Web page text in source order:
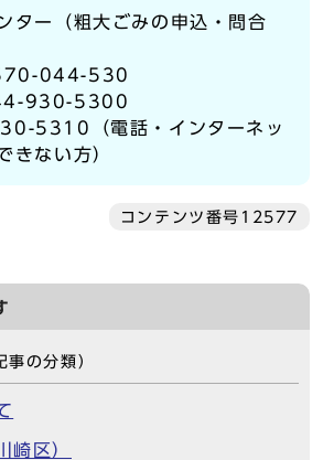
ター（粗大ごみの申込・問合
044-530
930-5300
5310（電話・インターネッ
きない方）
コンテンツ番号12577
事の分類）
崎区）